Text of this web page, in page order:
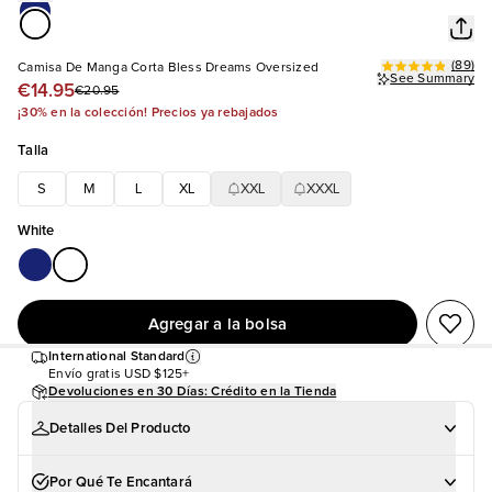
Camisa De Manga Corta Bless Dreams Oversized
€14.95€20.95
(89)
See Summary
¡30% en la colección! Precios ya rebajados
Talla
S M XL XXL XXXL
White
Agregar a la bolsa
International Standard
Envío gratis USD $125+
Devoluciones en 30 Días: Crédito en la Tienda
Detalles Del Producto
Por Qué Te Encantará